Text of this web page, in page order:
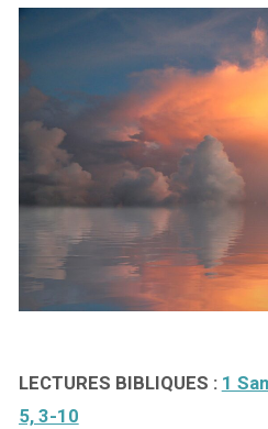
LECTURES BIBLIQUES : 1
5, 3-10